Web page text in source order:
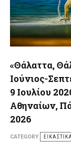
«Θάλαττα,
Ιούνιος-
9 Ιουλίου
Αθηναίων,
2026
CATEGORY